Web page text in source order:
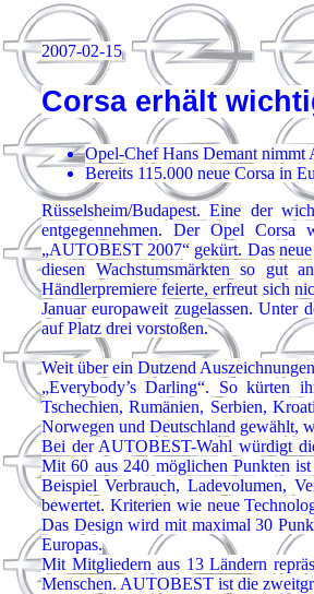
2007-02-15
Corsa erhält
Opel-Chef Hans Demant
Bereits 115.000 neue Corsa in
Rüsselsheim/Budapest. Eine der
entgegennehmen. Der Opel Corsa
„AUTOBEST 2007“ gekürt. Das
diesen Wachstumsmärkten so gut
Händlerpremiere feierte, erfreut sich
Januar europaweit zugelassen. Unter
auf Platz drei vorstoßen.
Weit über ein Dutzend
„Everybody’s Darling“. So kürten
Tschechien, Rumänien, Serbien,
Norwegen und Deutschland gewählt,
Bei der AUTOBEST-Wahl würdigt
Mit 60 aus 240 möglichen Punkten
Beispiel Verbrauch, Ladevolumen,
bewertet. Kriterien wie neue
Das Design wird mit maximal 30
Europas.
Mit Mitgliedern aus 13 Ländern
Menschen. AUTOBEST ist die